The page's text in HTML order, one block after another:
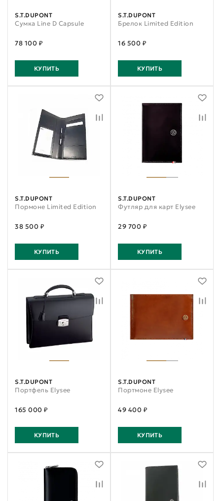
S.T.DUPONT
Сумка Line D Capsule
78 100 ₽
КУПИТЬ
S.T.DUPONT
Брелок Limited Edition
16 500 ₽
КУПИТЬ
S.T.DUPONT
Пормоне Limited Edition
38 500 ₽
КУПИТЬ
S.T.DUPONT
Футляр для карт Elysee
29 700 ₽
КУПИТЬ
S.T.DUPONT
Портфель Elysee
165 000 ₽
КУПИТЬ
S.T.DUPONT
Портмоне Elysee
49 400 ₽
КУПИТЬ